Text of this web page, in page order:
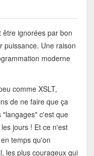
être ignorées par bon
puissance. Une raison
moderne
comme XSLT,
de ne faire que ça
c'est que
jours ! Et ce n'est
temps qu'on
les plus courageux qui